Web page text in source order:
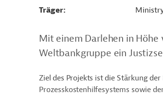
Träger
Mit einem Darlehen in
Weltbankgruppe ein
Ziel des Projekts ist die Stärkung
Prozesskostenhilfesystems sowie